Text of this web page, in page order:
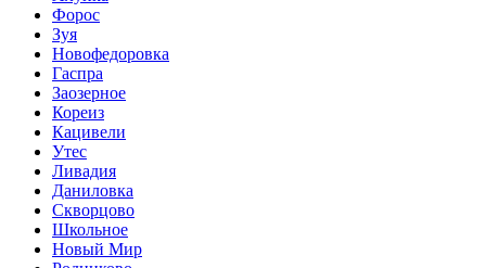
Форос
Зуя
Новофедоровка
Гаспра
Заозерное
Кореиз
Кацивели
Утес
Ливадия
Даниловка
Скворцово
Школьное
Новый Мир